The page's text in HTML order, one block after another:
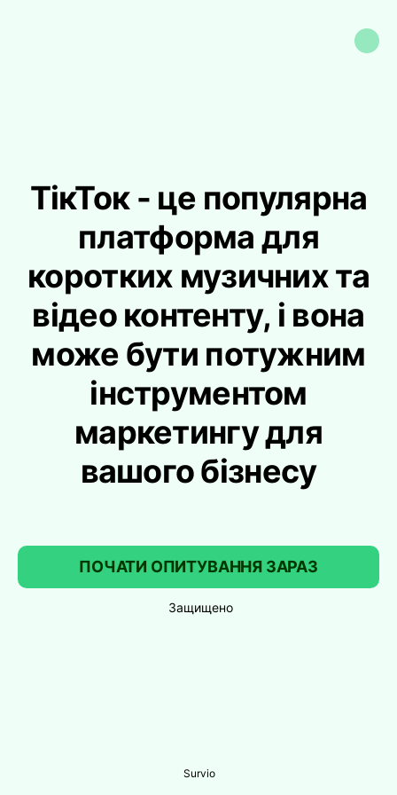
ТікТок - це популярна
платформа для
коротких музичних та
відео контенту, і вона
може бути потужним
інструментом
маркетингу для
вашого бізнесу
ПОЧАТИ ОПИТУВАННЯ ЗАРАЗ
Защищено
Survio